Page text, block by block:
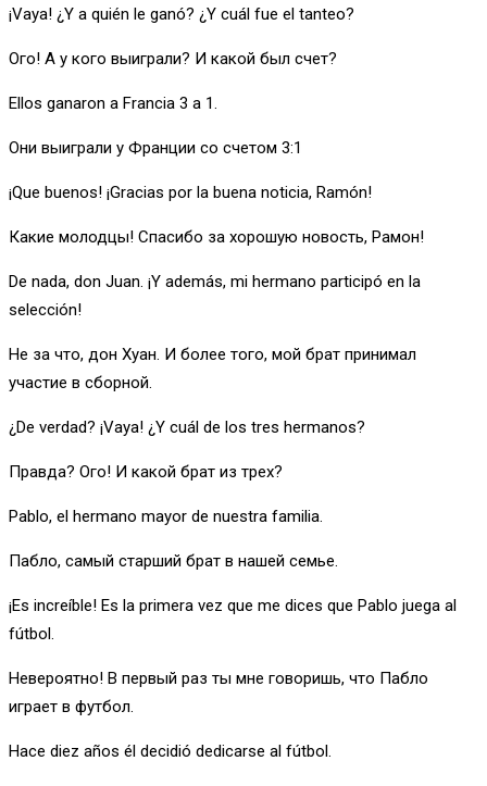
¡Vaya! ¿Y a quién le ganó? ¿Y cuál fue el tanteo?
Ого! А у кого выиграли? И какой был счет?
Ellos ganaron a Francia 3 a 1.
Они выиграли у Франции со счетом 3:1
¡Que buenos! ¡Gracias por la buena noticia, Ramón!
Какие молодцы! Спасибо за хорошую новость, Рамон!
De nada, don Juan. ¡Y además, mi hermano participó en la
selección!
Не за что, дон Хуан. И более того, мой брат принимал
участие в сборной.
¿De verdad? ¡Vaya! ¿Y cuál de los tres hermanos?
Правда? Ого! И какой брат из трех?
Pablo, el hermano mayor de nuestra familia.
Пабло, самый старший брат в нашей семье.
¡Es increíble! Es la primera vez que me dices que Pablo juega al
fútbol.
Невероятно! В первый раз ты мне говоришь, что Пабло
играет в футбол.
Hace diez años él decidió dedicarse al fútbol.